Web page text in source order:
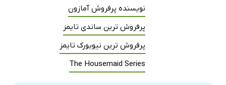
نویسنده پرفروش آمازون
پرفروش ترین ساندی تایمز
پرفروش ترین نیویورک تایمز
The Housemaid Series